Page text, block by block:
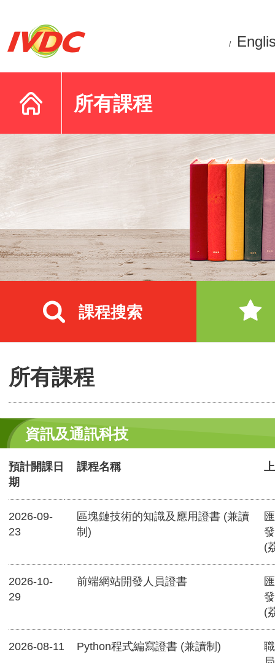
/
所有課程
課程搜索
所有課程
資訊及通訊科技
預計開課日
期
課程名稱
2026-09-
23
區塊鏈技術的知識及應用證書 (兼讀
制)
(
2026-10-
29
前端網站開發人員證書
(
2026-08-11 Python程式編寫證書 (兼讀制)